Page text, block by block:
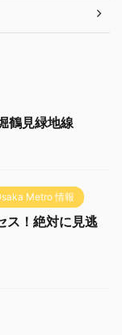
鶴見緑地線
Metro 情報
ス！絶対に見逃